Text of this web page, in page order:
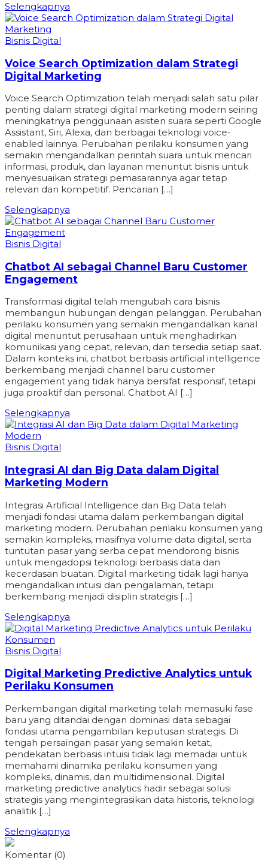
Selengkapnya
Bisnis Digital
Voice Search Optimization dalam Strategi
Digital Marketing
Voice Search Optimization telah menjadi salah satu pilar
penting dalam strategi digital marketing modern seiring
meningkatnya penggunaan asisten suara seperti Google
Assistant, Siri, Alexa, dan berbagai teknologi voice-
enabled lainnya. Perubahan perilaku konsumen yang
semakin mengandalkan perintah suara untuk mencari
informasi, produk, dan layanan menuntut bisnis untuk
menyesuaikan strategi pemasarannya agar tetap
relevan dan kompetitif. Pencarian […]
Selengkapnya
Bisnis Digital
Chatbot AI sebagai Channel Baru Customer
Engagement
Transformasi digital telah mengubah cara bisnis
membangun hubungan dengan pelanggan. Perubahan
perilaku konsumen yang semakin mengandalkan kanal
digital menuntut perusahaan untuk menghadirkan
komunikasi yang cepat, relevan, dan tersedia setiap saat.
Dalam konteks ini, chatbot berbasis artificial intelligence
berkembang menjadi channel baru customer
engagement yang tidak hanya bersifat responsif, tetapi
juga proaktif dan personal. Chatbot AI […]
Selengkapnya
Bisnis Digital
Integrasi AI dan Big Data dalam Digital
Marketing Modern
Integrasi Artificial Intelligence dan Big Data telah
menjadi fondasi utama dalam perkembangan digital
marketing modern. Perubahan perilaku konsumen yang
semakin kompleks, masifnya volume data digital, serta
tuntutan pasar yang serba cepat mendorong bisnis
untuk mengadopsi teknologi berbasis data dan
kecerdasan buatan. Digital marketing tidak lagi hanya
mengandalkan intuisi dan pengalaman, tetapi
berkembang menjadi disiplin strategis […]
Selengkapnya
Bisnis Digital
Digital Marketing Predictive Analytics untuk
Perilaku Konsumen
Perkembangan digital marketing telah memasuki fase
baru yang ditandai dengan dominasi data sebagai
fondasi utama pengambilan keputusan strategis. Di
tengah persaingan pasar yang semakin ketat,
pendekatan berbasis intuisi tidak lagi memadai untuk
memahami dinamika perilaku konsumen yang
kompleks, dinamis, dan multidimensional. Digital
marketing predictive analytics hadir sebagai solusi
strategis yang mengintegrasikan data historis, teknologi
analitik […]
Selengkapnya
Komentar (0)